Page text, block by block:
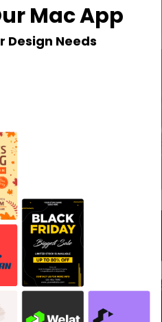
Mac App
Design Needs